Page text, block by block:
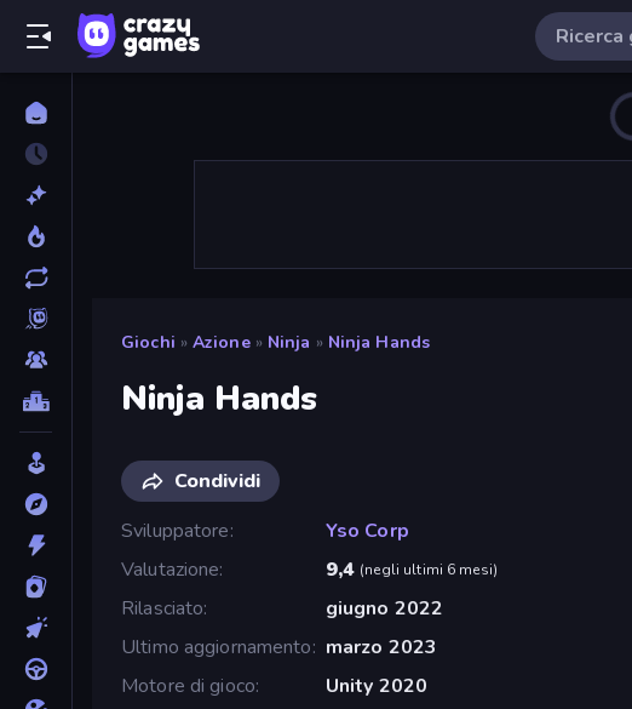
Giochi » Azione » Ninja » Ninja Hands
Ninja Hands
Condividi
Sviluppatore
Yso Corp
Valutazione
9,4 (negli ultimi 6 mesi)
Rilasciato
giugno 2022
Ultimo aggiornamento
marzo 2023
Motore di gioco
Unity 2020